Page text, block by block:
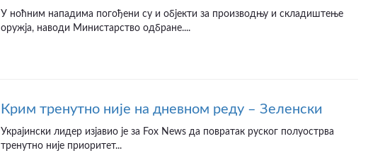
У ноћним нападима погођени су и објекти за производњу и складиштење
оружја, наводи Министарство одбране....
Крим тренутно није на дневном реду – Зеленски
Украјински лидер изјавио је за Fox News да повратак руског полуострва
тренутно није приоритет...